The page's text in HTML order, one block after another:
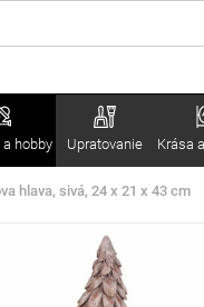
hobby Upratovanie Krása
hlava, sivá, 24 x 21 x 43 cm